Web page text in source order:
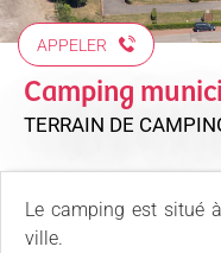
APPELER
Camping
TERRAIN DE
Le camping est situé
ville.